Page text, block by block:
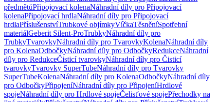
předmětůPřipojovací kolenaNáhradní díly pro Připojovací
kolenaPřipojovací hrdlaNáhradní díly pro Připojovací
hrdlaPříslušenstvíTrubkové objímkyVíčkaTěsněníSpotřební
materiálGeberit Silent-ProTrubkyNáhradní díly pro
TrubkyTvarovkyNáhradní díly pro TvarovkyKolenaNáhradní díly
pro KolenaOdbočkyNáhradní díly pro OdbočkyRedukceNáhradní
díly pro RedukceČisticí tvarovkyNáhradní díly pro Čisticí
tvarovkyTvarovky SuperTubeNáhradní díly pro Tvarovky
SuperTubeKolenaNáhradní díly pro KolenaOdbočkyNáhradní díly
pro OdbočkyPřipojeníNáhradní díly pro PřipojeníHrdlové
spojeNáhradní díly pro Hrdlové spojeČelisťové spojePřechodky na